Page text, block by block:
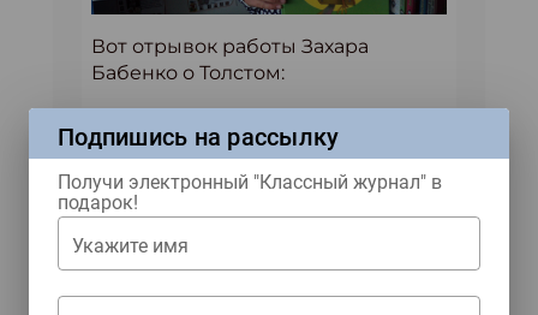
Вот отрывок работы Захара
Бабенко о Толстом:
жизни и творчества Толстого
сходятся на том, что с Ясной
Поляной связаны наиболее
значимые события в жизни
писателя. В любимой усадьбе он
прожил более 50 лет. Но давайте
же прогуляемся по усадьбе и
Подпишись на рассылку
Получи электронный "Классный журнал" в
подарок!
Укажите имя